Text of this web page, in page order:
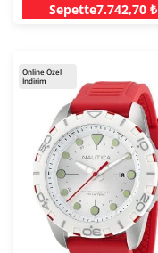
Sepette7.742,70 ₺
Online Özel
İndirim